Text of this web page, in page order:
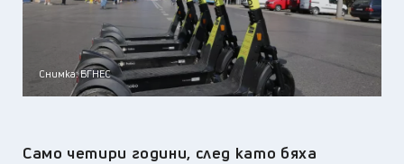
Снимка: БГНЕС
Само четири години, след като бяха